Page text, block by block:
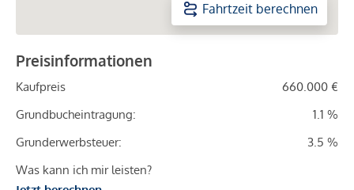
Fahrtzeit berechnen
Preisinformationen
Kaufpreis
660.000 €
Grundbucheintragung:
1.1 %
Grunderwerbsteuer:
3.5 %
Was kann ich mir leisten?